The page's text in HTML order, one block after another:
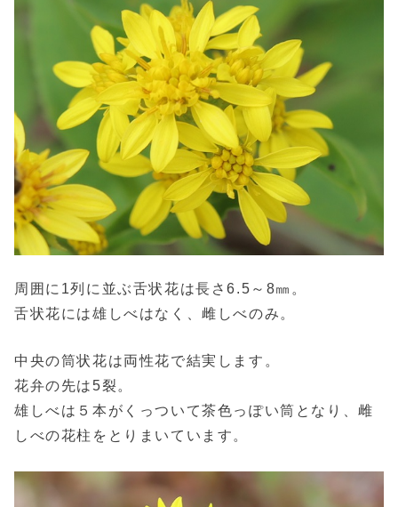
周囲に1列に並ぶ舌状花は長さ6.5～8㎜。
舌状花には雄しべはなく、雌しべのみ。
中央の筒状花は両性花で結実します。
花弁の先は5裂。
雄しべは５本がくっついて茶色っぽい筒となり、雌
しべの花柱をとりまいています。